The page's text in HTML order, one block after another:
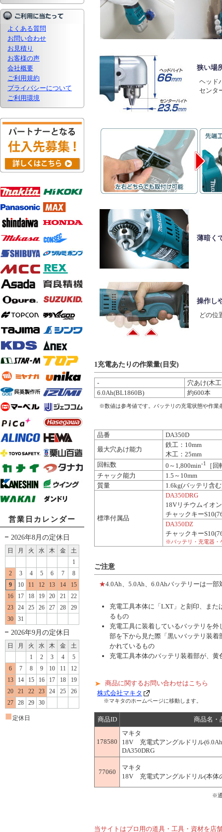
よくある質問
お問い合わせ
お見積り
お客様の声
会社概要
ご利用規約
プライバシーについて
ご利用環境
営業日カレンダー
2026年8月の定休日
日 月 火 水 木 金
土
1
2
3 4 5 6 7
8
9
10 11 12 13 14
15
16
17 18 19 20 21
22
23
24 25 26 27 28
29
30
31
2026年9月の定休日
日 月 火 水 木 金
土
1
2 3 4
5
6
7 8 9 10 11
12
13
14 15 16 17 18
19
20
21 22 23 24 25
26
27
28 29 30
■ 定休日
狭い場
ヘッド
センタ
薄暗く
操作し
どの位
1充電あたりの作業量(目安)
-
穴あけ(木
6.0Ah(BL1860B)
約600本
※数値は参考値です。バッテリの充電状態や作業
品番
DA350D
最大穴あけ能力
鉄工：10mm
木工：25mm
回転数
0～1,800min-1
［
チャック能力
1.5～10mm
質量
1.6kg(バッテリ含
標準付属品
DA350DRG
18Vリチウムイオ
チャックキー
DA350DZ
チャックキー
※バッテリ・充電器・
ご注意
★4.0Ah、5.0Ah、6.0Ahバッテリーは一
充電工具本体に「LXT」と刻印、また
るもの
充電工具に装着しているバッテリを外
部を下から見た際「黒いバッテリ装
かれているもの
充電工具本体のバッテリ装着部が、黄
商品に関するお問い合わせはこちら
株式会社マキタ
※マキタのホームページに移動します。
商品ID 商品名・
178580
マキタ
18V 充電式アングルドリル
DA350DRG
77060
マキタ
18V 充電式アングルドリル(本体
※
当サイトはプロ用の道具・工具・資材を店